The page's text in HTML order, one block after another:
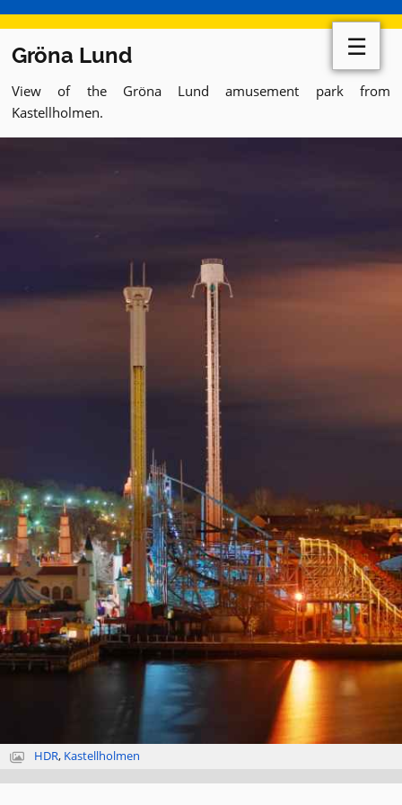
Gröna Lund
View of the Gröna Lund amusement park from
Kastellholmen.
HDR, Kastellholmen
☰